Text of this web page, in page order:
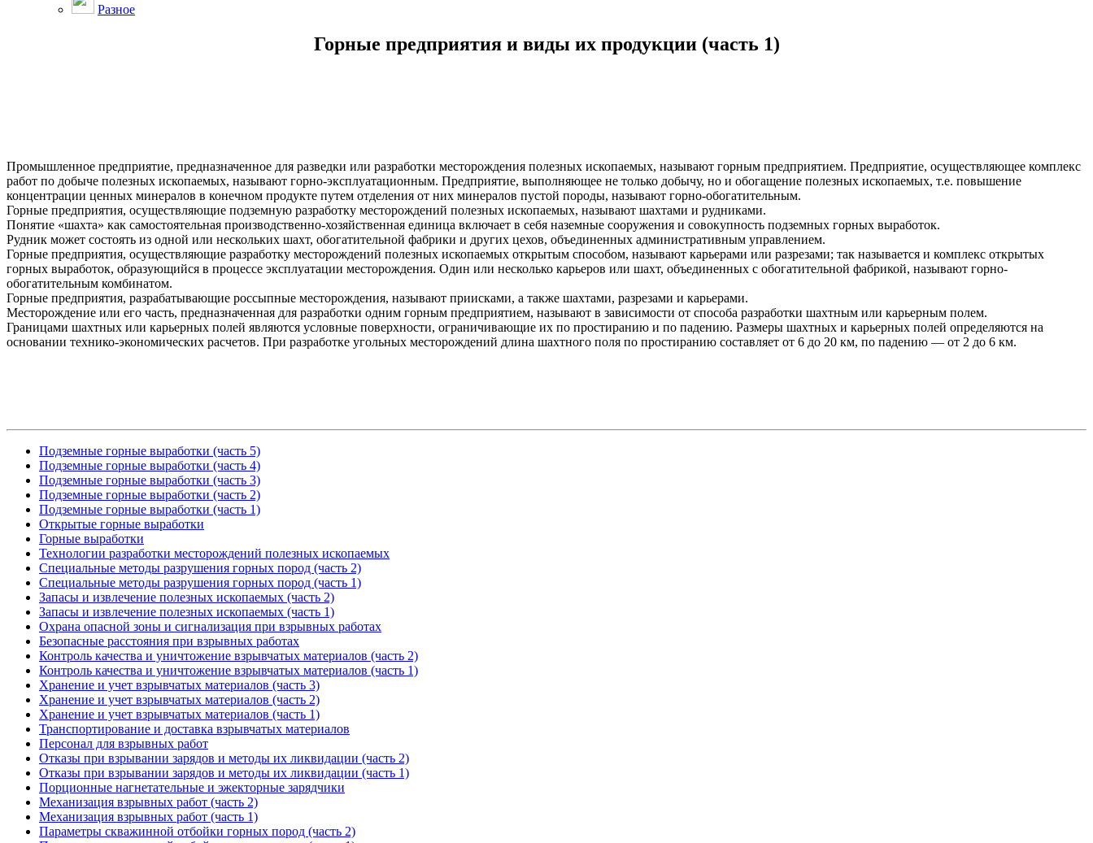
Разное
Горные предприятия и виды их продукции (часть 1)
Промышленное предприятие, предназначенное для разведки или разработки месторождения полезных ископаемых, называют горным предприятием. Предприятие, осуществляющее комплекс
работ по добыче полезных ископаемых, называют горно-эксплуатационным. Предприятие, выполняющее не только добычу, но и обогащение полезных ископаемых, т.е. повышение
концентрации ценных минералов в конечном продукте путем отделения от них минералов пустой породы, называют горно-обогатительным.
Горные предприятия, осуществляющие подземную разработку месторождений полезных ископаемых, называют шахтами и рудниками.
Понятие «шахта» как самостоятельная производственно-хозяйственная единица включает в себя наземные сооружения и совокупность подземных горных выработок.
Рудник может состоять из одной или нескольких шахт, обогатительной фабрики и других цехов, объединенных административным управлением.
Горные предприятия, осуществляющие разработку месторождений полезных ископаемых открытым способом, называют карьерами или разрезами; так называется и комплекс открытых
горных выработок, образующийся в процессе эксплуатации месторождения. Один или несколько карьеров или шахт, объединенных с обогатительной фабрикой, называют горно-
обогатительным комбинатом.
Горные предприятия, разрабатывающие россыпные месторождения, называют приисками, а также шахтами, разрезами и карьерами.
Месторождение или его часть, предназначенная для разработки одним горным предприятием, называют в зависимости от способа разработки шахтным или карьерным полем.
Границами шахтных или карьерных полей являются условные поверхности, ограничивающие их по простиранию и по падению. Размеры шахтных и карьерных полей определяются на
основании технико-экономических расчетов. При разработке угольных месторождений длина шахтного поля по простиранию составляет от 6 до 20 км, по падению — от 2 до 6 км.
Подземные горные выработки (часть 5)
Подземные горные выработки (часть 4)
Подземные горные выработки (часть 3)
Подземные горные выработки (часть 2)
Подземные горные выработки (часть 1)
Открытые горные выработки
Горные выработки
Технологии разработки месторождений полезных ископаемых
Специальные методы разрушения горных пород (часть 2)
Специальные методы разрушения горных пород (часть 1)
Запасы и извлечение полезных ископаемых (часть 2)
Запасы и извлечение полезных ископаемых (часть 1)
Охрана опасной зоны и сигнализация при взрывных работах
Безопасные расстояния при взрывных работах
Контроль качества и уничтожение взрывчатых материалов (часть 2)
Контроль качества и уничтожение взрывчатых материалов (часть 1)
Хранение и учет взрывчатых материалов (часть 3)
Хранение и учет взрывчатых материалов (часть 2)
Хранение и учет взрывчатых материалов (часть 1)
Транспортирование и доставка взрывчатых материалов
Персонал для взрывных работ
Отказы при взрывании зарядов и методы их ликвидации (часть 2)
Отказы при взрывании зарядов и методы их ликвидации (часть 1)
Порционные нагнетательные и эжекторные зарядчики
Механизация взрывных работ (часть 2)
Механизация взрывных работ (часть 1)
Параметры скважинной отбойки горных пород (часть 2)